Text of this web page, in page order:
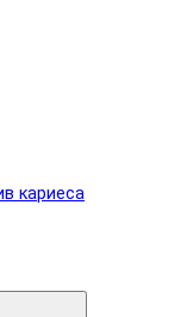
кариеса